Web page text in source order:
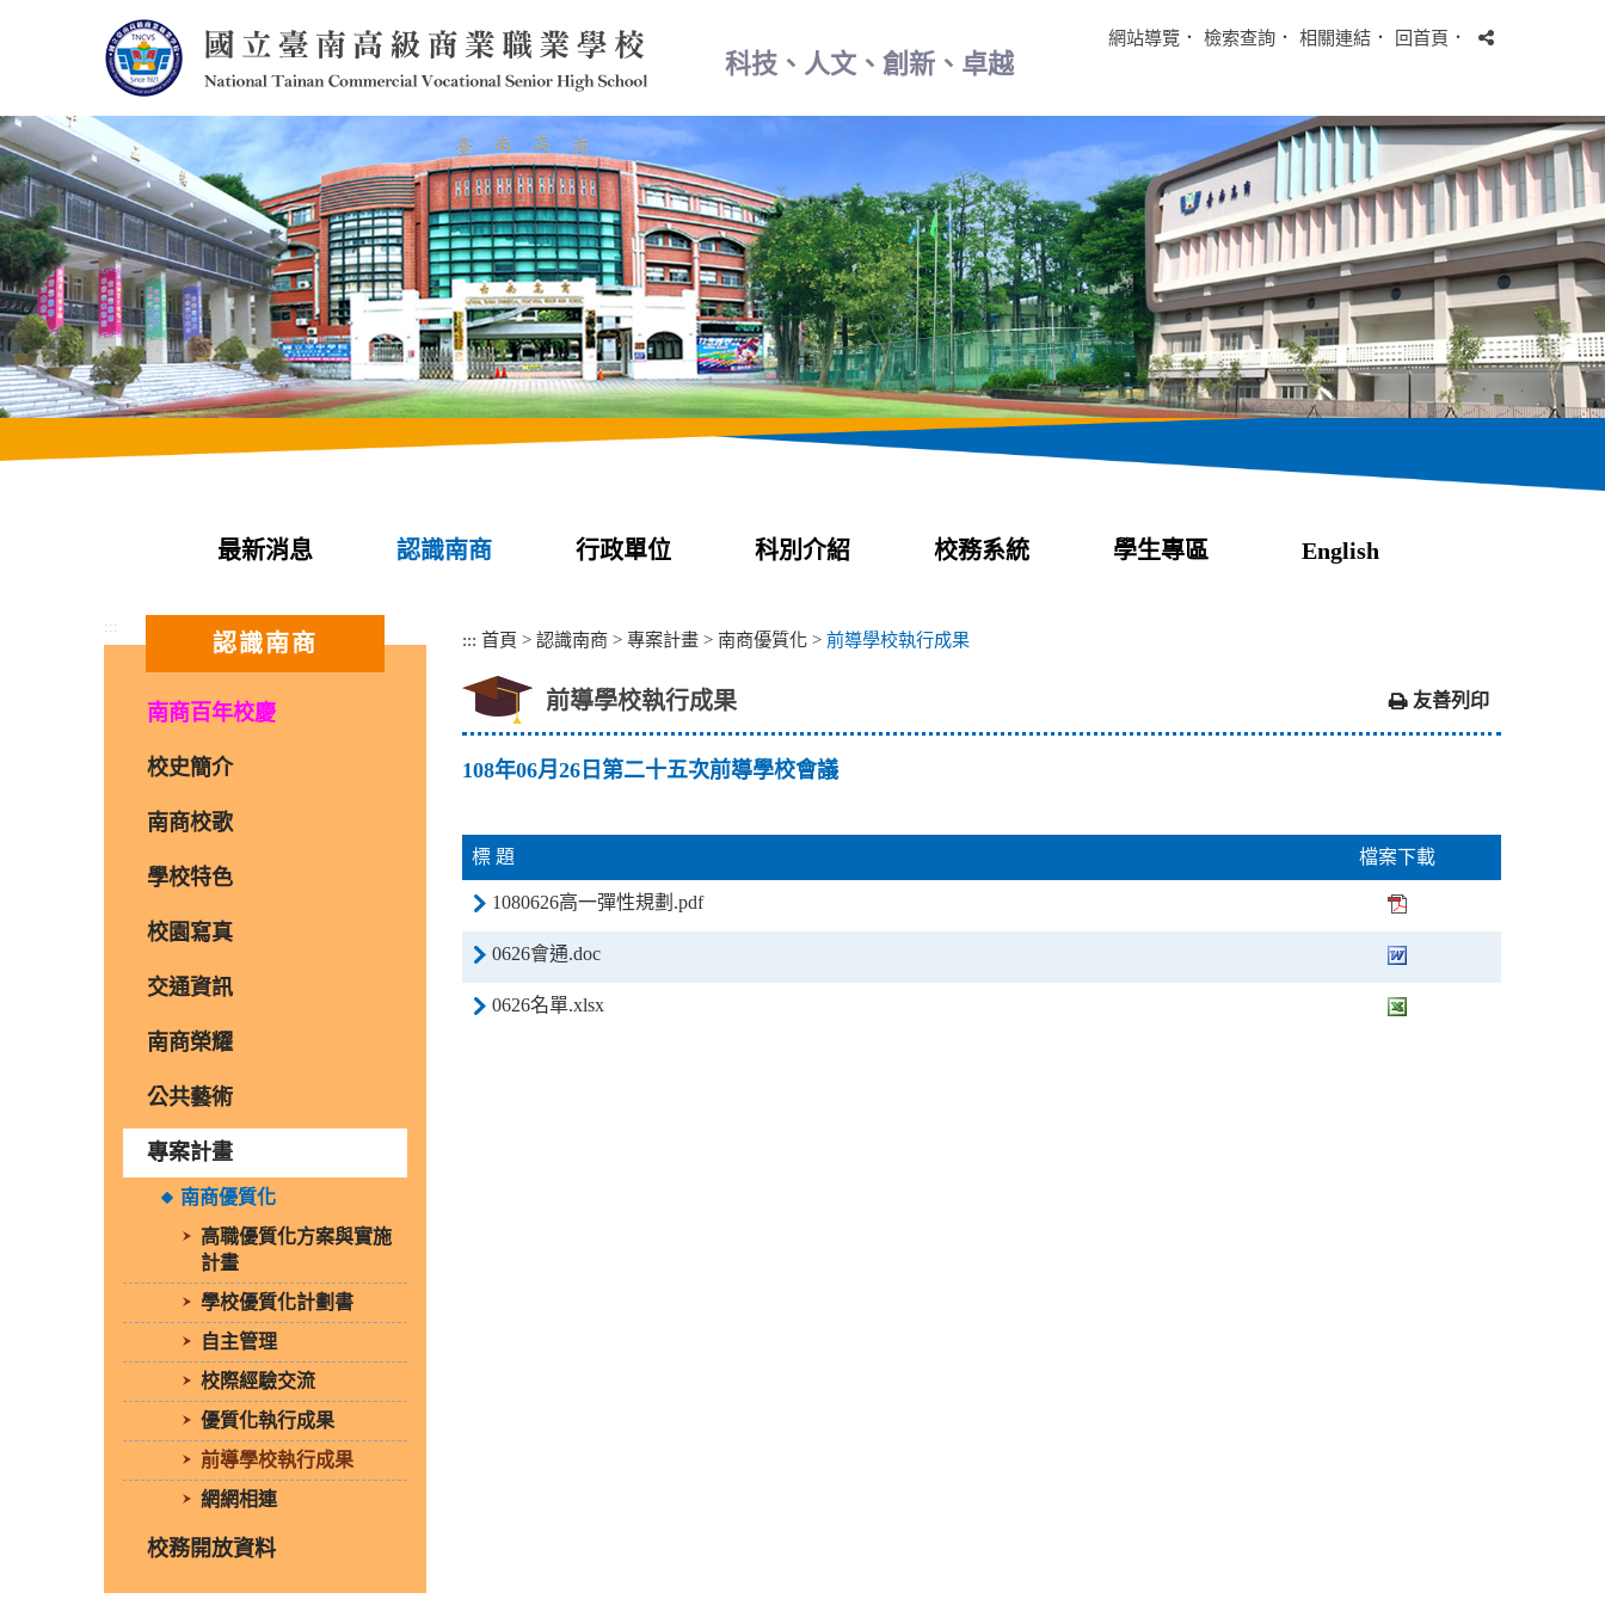
內
容
區
塊
科技、人文、創新、卓越
網站導覽 ． 檢索查詢 ． 相關連結 ． 回首頁 ．
最新消息 認識南商 行政單位 科別介紹 校務系統 學生專區 English
:::
認識南商
南商百年校慶
校史簡介
南商校歌
學校特色
校園寫真
交通資訊
南商榮耀
公共藝術
專案計畫
南商優質化
高職優質化方案與實施
計畫
學校優質化計劃書
自主管理
校際經驗交流
優質化執行成果
前導學校執行成果
網網相連
校務開放資料
::: 首頁 > 認識南商 > 專案計畫 > 南商優質化 > 前導學校執行成果
前導學校執行成果 友善列印
108年06月26日第二十五次前導學校會議
標 題 檔案下載
1080626高一彈性規劃.pdf
0626會通.doc
0626名單.xlsx